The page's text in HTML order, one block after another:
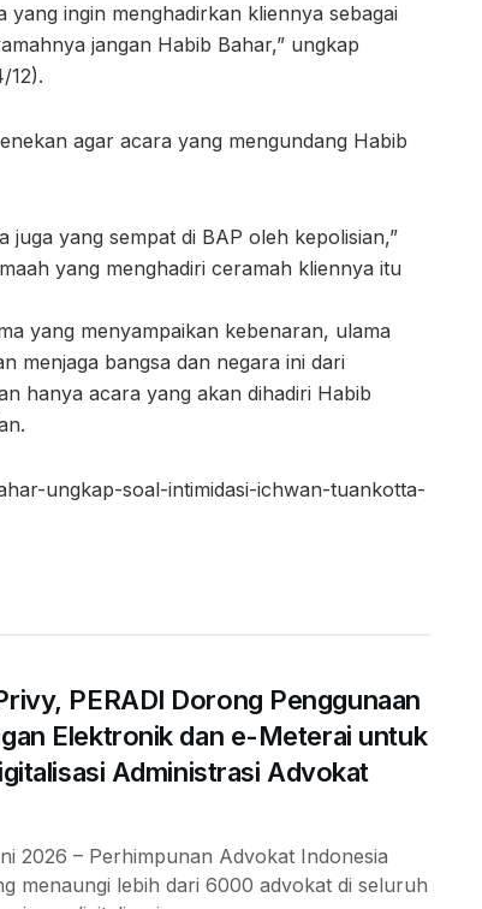
yang ingin menghadirkan kliennya sebagai
jangan Habib Bahar,” ungkap
12).
agar acara yang mengundang Habib
juga yang sempat di BAP oleh kepolisian,”
yang menghadiri ceramah kliennya itu
yang menyampaikan kebenaran, ulama
menjaga bangsa dan negara ini dari
hanya acara yang akan dihadiri Habib
ungkap-soal-intimidasi-ichwan-tuankotta-
PERADI Dorong Penggunaan
Elektronik dan e-Meterai untuk
Administrasi Advokat
2026 – Perhimpunan Advokat Indonesia
menaungi lebih dari 6000 advokat di seluruh